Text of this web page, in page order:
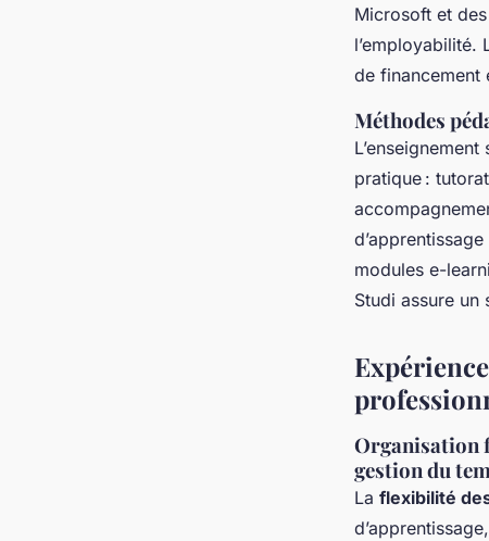
Microsoft et
de financement
Méthodes
pratique :
modules e-
Studi assure un
Organisation
gestion du
La flexibilité